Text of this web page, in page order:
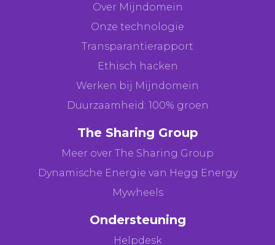
Over Mijndomein
Onze technologie
Transparantierapport
Ethisch hacken
Werken bij Mijndomein
Duurzaamheid: 100% groen
The Sharing Group
Meer over The Sharing Group
Dynamische Energie van Hegg Energy
Mywheels
Ondersteuning
Helpdesk